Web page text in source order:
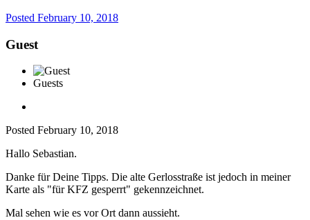
Posted February 10, 2018
Guest
Guests
Posted February 10, 2018
Hallo Sebastian.
Danke für Deine Tipps. Die alte Gerlosstraße ist jedoch in meiner
Karte als "für KFZ gesperrt" gekennzeichnet.
Mal sehen wie es vor Ort dann aussieht.